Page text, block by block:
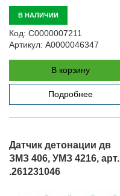
В НАЛИЧИИ
Код: С0000007211
Артикул: А0000046347
В корзину
Подробнее
Датчик детонации дв
ЗМЗ 406, УМЗ 4216, арт.
.261231046